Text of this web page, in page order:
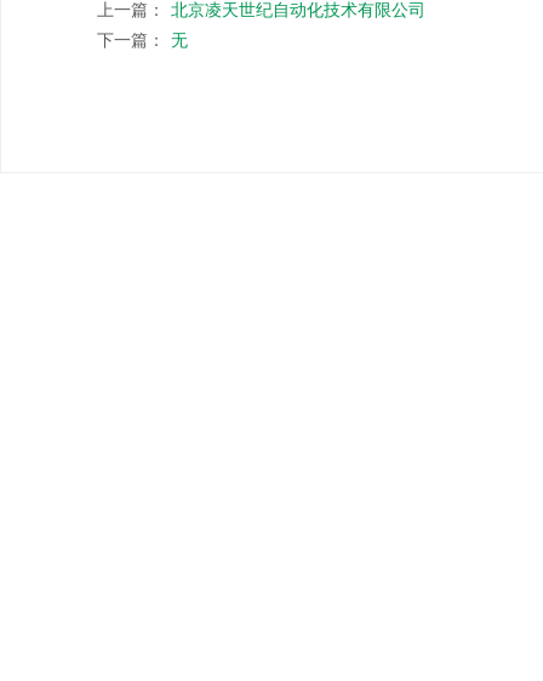
上一篇：
北京凌天世纪自动化技术有限公司
下一篇：
无